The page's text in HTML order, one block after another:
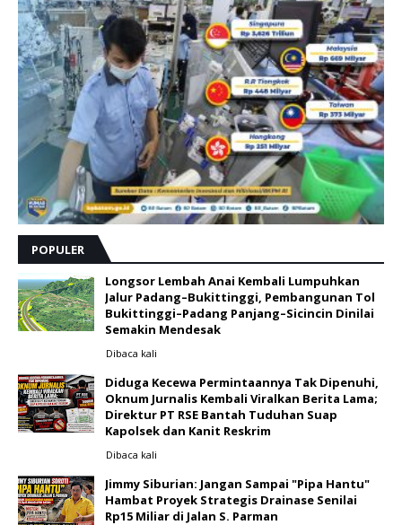
POPULER
Longsor Lembah Anai Kembali Lumpuhkan
Jalur Padang–Bukittinggi, Pembangunan Tol
Bukittinggi–Padang Panjang–Sicincin Dinilai
Semakin Mendesak
Dibaca kali
Diduga Kecewa Permintaannya Tak Dipenuhi,
Oknum Jurnalis Kembali Viralkan Berita Lama;
Direktur PT RSE Bantah Tuduhan Suap
Kapolsek dan Kanit Reskrim
Dibaca kali
Jimmy Siburian: Jangan Sampai "Pipa Hantu"
Hambat Proyek Strategis Drainase Senilai
Rp15 Miliar di Jalan S. Parman